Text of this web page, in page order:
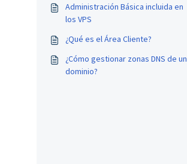
Administración Básica incluida en
los VPS
¿Qué es el Área Cliente?
¿Cómo gestionar zonas DNS de un
dominio?